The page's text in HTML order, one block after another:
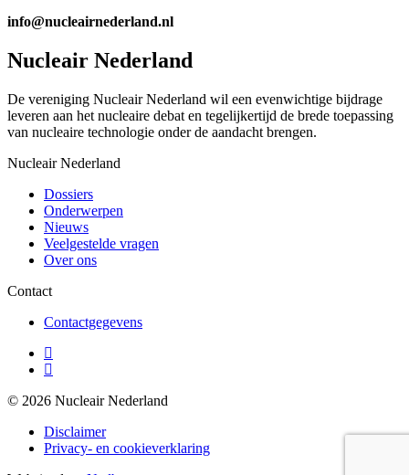
info@nucleairnederland.nl
Nucleair Nederland
De vereniging Nucleair Nederland wil een evenwichtige bijdrage
leveren aan het nucleaire debat en tegelijkertijd de brede toepassing
van nucleaire technologie onder de aandacht brengen.
Nucleair Nederland
Dossiers
Onderwerpen
Nieuws
Veelgestelde vragen
Over ons
Contact
Contactgegevens
© 2026 Nucleair Nederland
Disclaimer
Privacy- en cookieverklaring